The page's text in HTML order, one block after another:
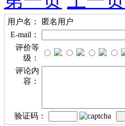
用户名：
匿名用户
E-mail：
评价等
级：
评论内
容：
验证码：